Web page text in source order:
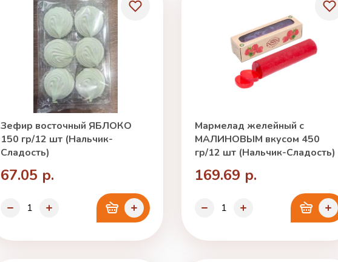
Зефир восточный ЯБЛОКО
150 гр/12 шт (Нальчик-
Сладость)
67.05 р.
Мармелад желейный с
МАЛИНОВЫМ вкусом 450
гр/12 шт (Нальчик-Сладость)
169.69 р.